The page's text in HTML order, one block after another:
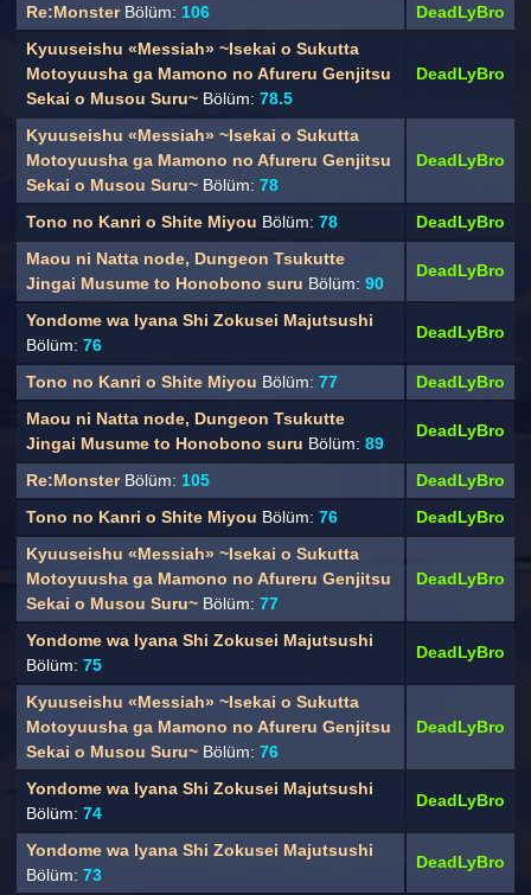
Re:MonsterBölüm: 106
DeadLyBro
Kyuuseishu «Messiah» ~Isekai o Sukutta
Motoyuusha ga Mamono no Afureru Genjitsu
Sekai o Musou Suru~ Bölüm: 78.5
DeadLyBro
Kyuuseishu «Messiah» ~Isekai o Sukutta
Motoyuusha ga Mamono no Afureru Genjitsu
Sekai o Musou Suru~ Bölüm: 78
DeadLyBro
Tono no Kanri o Shite Miyou Bölüm: 78
DeadLyBro
Maou ni Natta node, Dungeon Tsukutte
Jingai Musume to Honobono suru Bölüm: 90
DeadLyBro
Yondome wa Iyana Shi Zokusei Majutsushi
Bölüm: 76
DeadLyBro
Tono no Kanri o Shite Miyou Bölüm: 77
DeadLyBro
Maou ni Natta node, Dungeon Tsukutte
Jingai Musume to Honobono suru Bölüm: 89
DeadLyBro
Re:MonsterBölüm: 105
DeadLyBro
Tono no Kanri o Shite Miyou Bölüm: 76
DeadLyBro
Kyuuseishu «Messiah» ~Isekai o Sukutta
Motoyuusha ga Mamono no Afureru Genjitsu
Sekai o Musou Suru~ Bölüm: 77
DeadLyBro
Yondome wa Iyana Shi Zokusei Majutsushi
Bölüm: 75
DeadLyBro
Kyuuseishu «Messiah» ~Isekai o Sukutta
Motoyuusha ga Mamono no Afureru Genjitsu
Sekai o Musou Suru~ Bölüm: 76
DeadLyBro
Yondome wa Iyana Shi Zokusei Majutsushi
Bölüm: 74
DeadLyBro
Yondome wa Iyana Shi Zokusei Majutsushi
Bölüm: 73
DeadLyBro